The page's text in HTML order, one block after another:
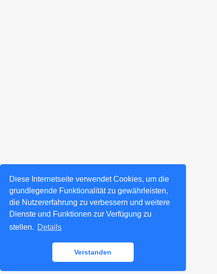
Diese Internetseite verwendet Cookies, um die
grundlegende Funktionalität zu gewährleisten,
die Nutzererfahrung zu verbessern und weitere
Dienste und Funktionen zur Verfügung zu
stellen. Details
Verstanden